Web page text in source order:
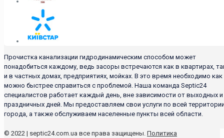
Прочистка канализации гидродинамическим способом может
понадобиться каждому, ведь засоры встречаются как в квартирах,
и в частных домах, предприятиях, мойках. В это время необходимо как
можно быстрее справиться с проблемой. Наша команда Septic24
специалистов работает каждый день, вне зависимости от выходных и
праздничных дней. Мы предоставляем свои услуги по всей
города, а также обслуживаем населенные пункты всей области.
© 2022 | septic24.com.ua все права защищены. Политика